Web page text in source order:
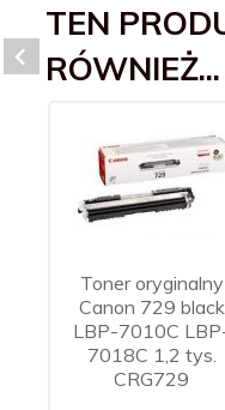
TEN
RÓWNIEŻ...
Toner oryginalny
Canon 729 black
LBP-7010C
7018C 1,2 tys.
CRG729